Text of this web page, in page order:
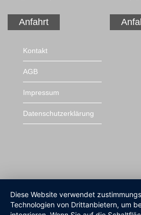
Anfahrt
überspringen
Kontakt
AGB
Impressum
Datenschutzerklärung
Diese Website verwendet
Technologien von Drittanbietern, um